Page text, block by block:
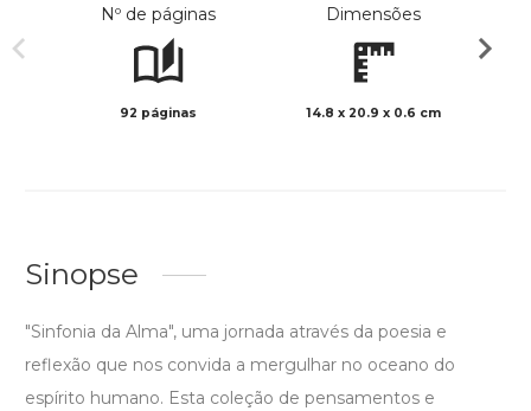
Nº de páginas
92 páginas
Dimensões
14.8 x 20.9 x 0.6 cm
Sinopse
"Sinfonia da Alma", uma jornada através da poesia e
reflexão que nos convida a mergulhar no oceano do
espírito humano. Esta coleção de pensamentos e